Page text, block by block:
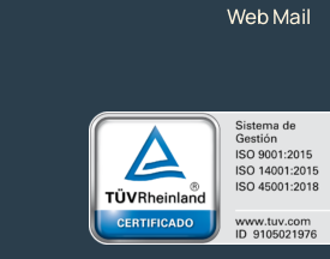
Web Mail